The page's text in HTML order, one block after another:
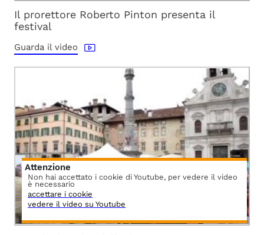
Il prorettore Roberto Pinton presenta il
festival
Guarda il video
Attenzione
Non hai accettato i cookie di Youtube, per vedere il video
è necessario
accettare i cookie
vedere il video su Youtube